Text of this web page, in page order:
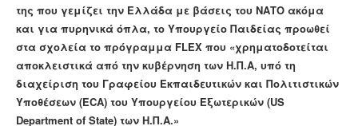
της που γεμίζει την Ελλάδα με βάσεις του ΝΑΤΟ ακόμα
και για πυρηνικά όπλα, το Υπουργείο Παιδείας προωθεί
στα σχολεία το πρόγραμμα FLEX που «χρηματοδοτείται
αποκλειστικά από την κυβέρνηση των Η.Π.Α, υπό τη
διαχείριση του Γραφείου Εκπαιδευτικών και Πολιτιστικών
Υποθέσεων (ECA) του Υπουργείου Εξωτερικών (US
Department of State) των Η.Π.Α.»